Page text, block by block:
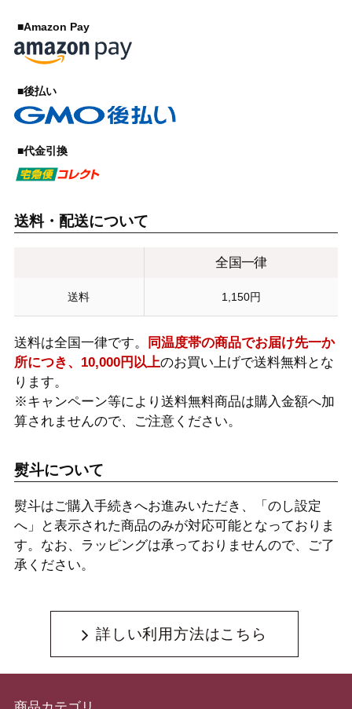
■Amazon Pay
■後払い
■代金引換
送料・配送について
全国一律
送料 1,150円
送料は全国一律です。
同温度帯の商品でお届け先一か
所につき、10,000円以上のお買い上げで送料無料とな
ります。
※キャンペーン等により送料無料商品は購入金額へ加
算されませんので、ご注意ください。
熨斗について
熨斗はご購入手続きへお進みいただき、「のし設定
へ」と表示された商品のみが対応可能となっておりま
す。なお、ラッピングは承っておりませんので、ご了
承ください。
詳しい利用方法はこちら